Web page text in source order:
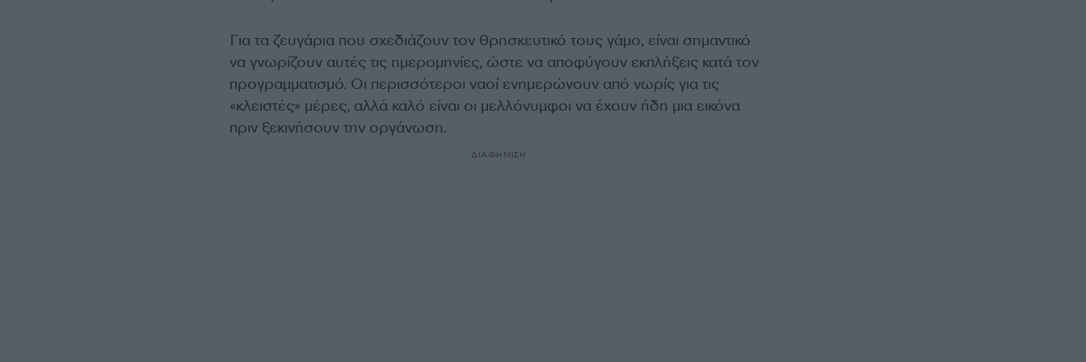
Για τα ζευγάρια που σχεδιάζουν τον θρησκευτικό τους γάμο, είναι σημαντικό
να γνωρίζουν αυτές τις ημερομηνίες, ώστε να αποφύγουν εκπλήξεις κατά τον
προγραμματισμό. Οι περισσότεροι ναοί ενημερώνουν από νωρίς για τις
«κλειστές» μέρες, αλλά καλό είναι οι μελλόνυμφοι να έχουν ήδη μια εικόνα
πριν ξεκινήσουν την οργάνωση.
ΔΙΑΦΗΜΙΣΗ